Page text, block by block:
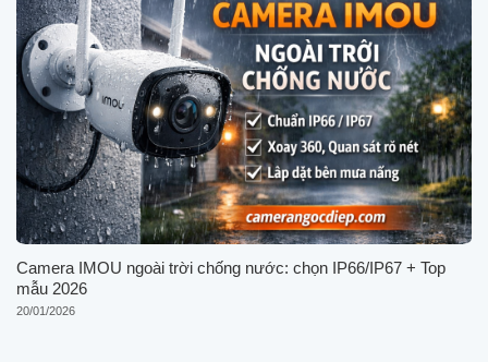
Camera IMOU ngoài trời chống nước: chọn IP66/IP67 + Top
mẫu 2026
20/01/2026